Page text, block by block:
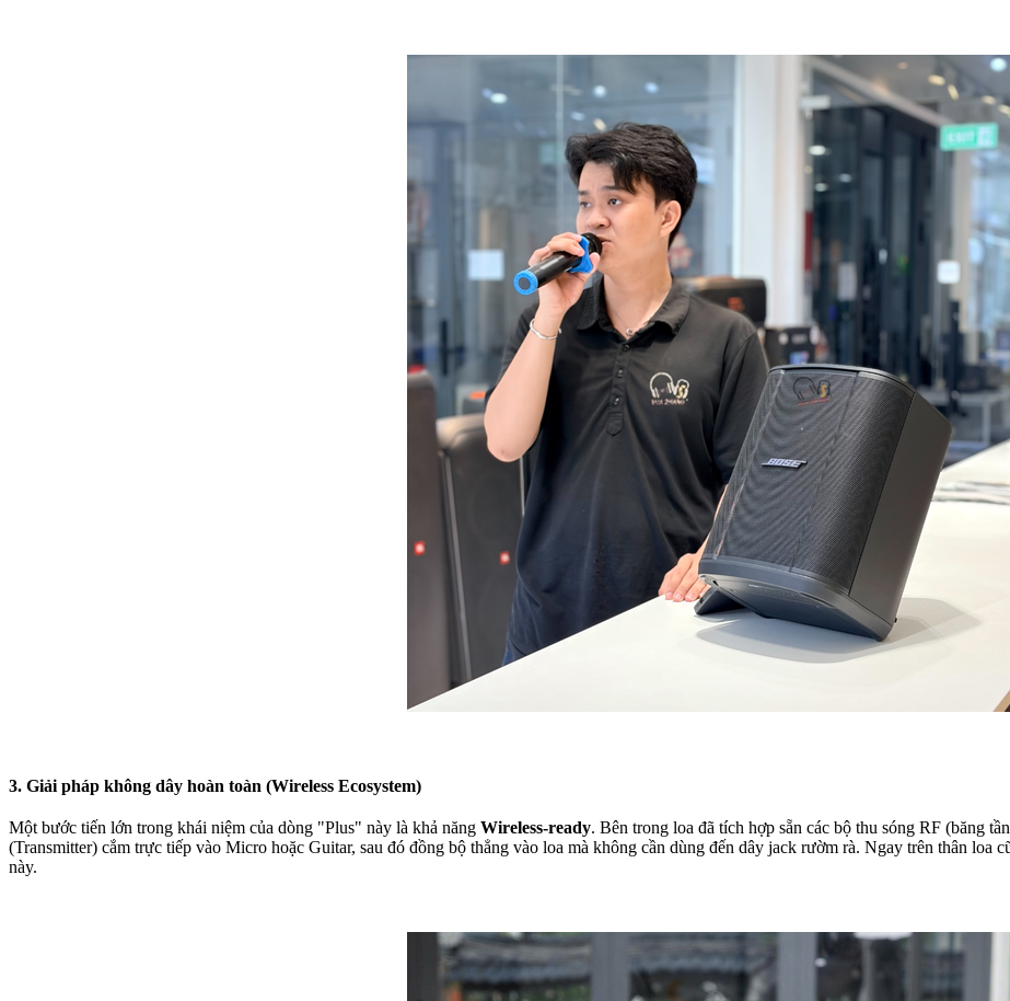
3. Giải pháp không dây hoàn toàn (Wireless Ecosystem)
Một bước tiến lớn trong khái niệm của dòng "Plus" này là khả năng Wireless-ready. Bên trong loa đã tích hợp sẵn các bộ thu sóng RF (băng
(Transmitter) cắm trực tiếp vào Micro hoặc Guitar, sau đó đồng bộ thẳng vào loa mà không cần dùng đến dây jack rườm rà. Ngay trên thân loa
này.